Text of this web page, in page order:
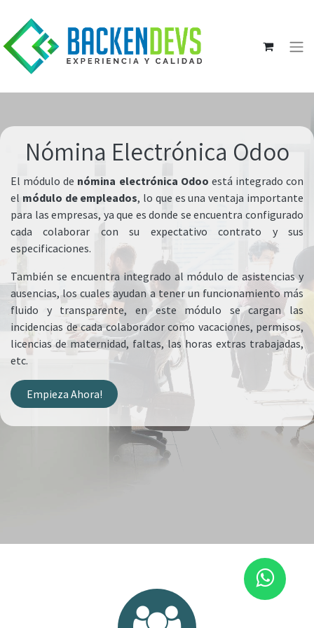
Nómina Electrónica Odoo
El módulo de nómina electrónica Odoo está integrado con
el módulo de empleados, lo que es una ventaja importante
para las empresas, ya que es donde se encuentra configurado
cada colaborar con su expectativo contrato y sus
especificaciones.
También se encuentra integrado al módulo de asistencias y
ausencias, los cuales ayudan a tener un funcionamiento más
fluido y transparente, en este módulo se cargan las
incidencias de cada colaborador como vacaciones, permisos,
licencias de maternidad, faltas, las horas extras trabajadas,
etc.
Empiez​​a Ahora!